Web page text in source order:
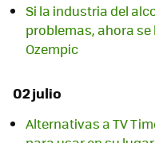
Si la industria del
problemas, ahora
Ozempic
02 julio
Alternativas a TV